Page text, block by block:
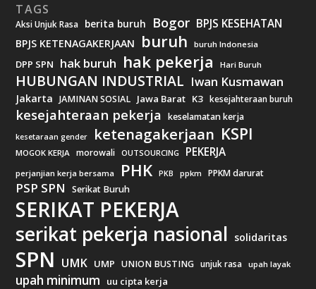
TAGS
Aksi Unjuk Rasa berita buruh Bogor BPJS KESEHATAN
BPJS KETENAGAKERJAAN buruh buruh Indonesia
DPP SPN hak buruh hak pekerja Hari Buruh
HUBUNGAN INDUSTRIAL Iwan Kusmawan
Jakarta JAMINAN SOSIAL Jawa Barat K3 kesejahteraan buruh
kesejahteraan pekerja keselamatan kerja
kesetaraan gender ketenagakerjaan KSPI
MOGOK KERJA morowali OUTSOURCING PEKERJA
perjanjian kerja bersama PHK PKB ppkm PPKM darurat
PSP SPN Serikat Buruh
SERIKAT PEKERJA
serikat pekerja nasional solidaritas
SPN UMK UMP UNION BUSTING unjuk rasa upah layak
upah minimum uu cipta kerja